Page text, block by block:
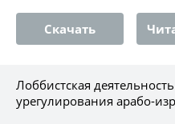
Скачать
Лоббистская
урегулирования арабо-